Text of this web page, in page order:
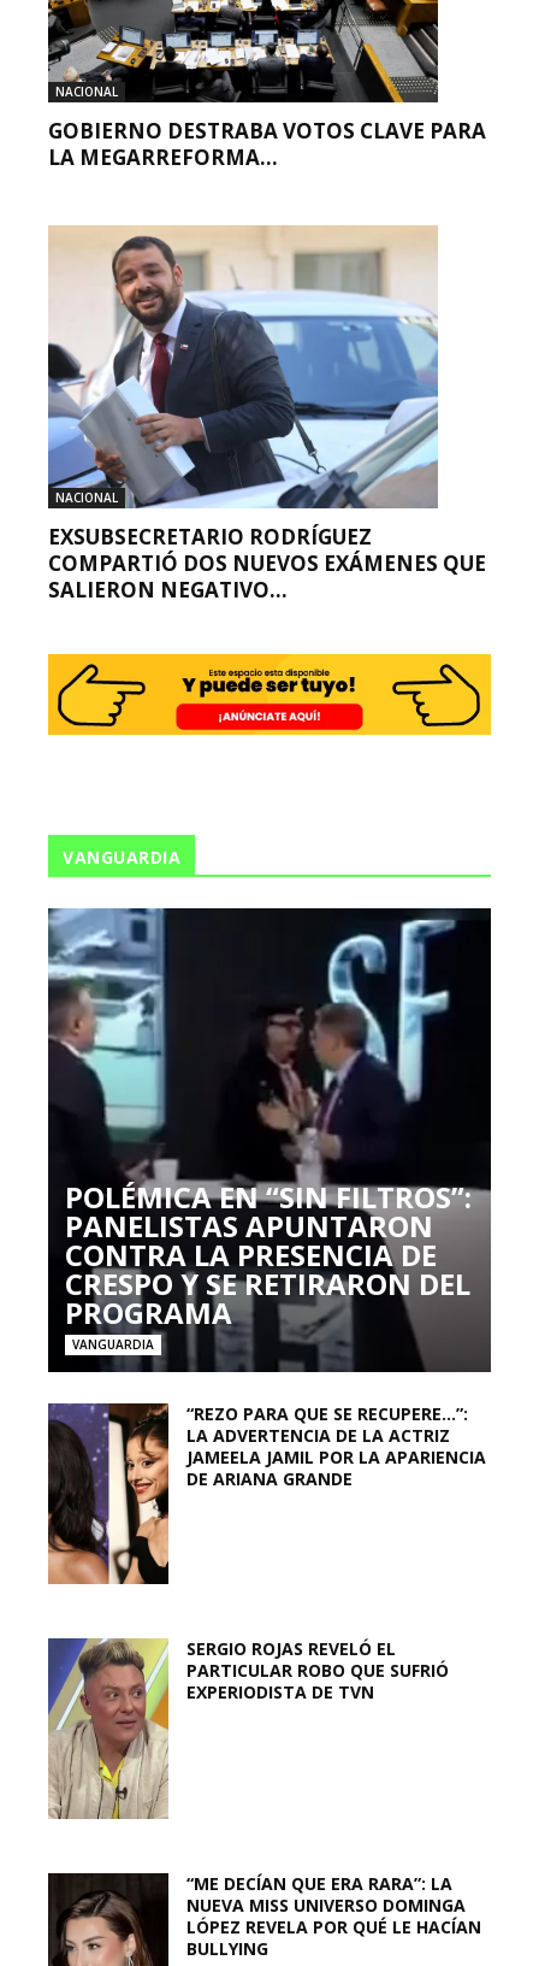
NACIONAL
GOBIERNO DESTRABA VOTOS CLAVE PARA
LA MEGARREFORMA...
NACIONAL
EXSUBSECRETARIO RODRÍGUEZ
COMPARTIÓ DOS NUEVOS EXÁMENES QUE
SALIERON NEGATIVO...
VANGUARDIA
POLÉMICA EN “SIN FILTROS”:
PANELISTAS APUNTARON
CONTRA LA PRESENCIA DE
CRESPO Y SE RETIRARON DEL
PROGRAMA
VANGUARDIA
“REZO PARA QUE SE RECUPERE…”:
LA ADVERTENCIA DE LA ACTRIZ
JAMEELA JAMIL POR LA APARIENCIA
DE ARIANA GRANDE
SERGIO ROJAS REVELÓ EL
PARTICULAR ROBO QUE SUFRIÓ
EXPERIODISTA DE TVN
“ME DECÍAN QUE ERA RARA”: LA
NUEVA MISS UNIVERSO DOMINGA
LÓPEZ REVELA POR QUÉ LE HACÍAN
BULLYING